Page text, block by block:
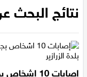
دير حنا
سخنين
نتائج البحث